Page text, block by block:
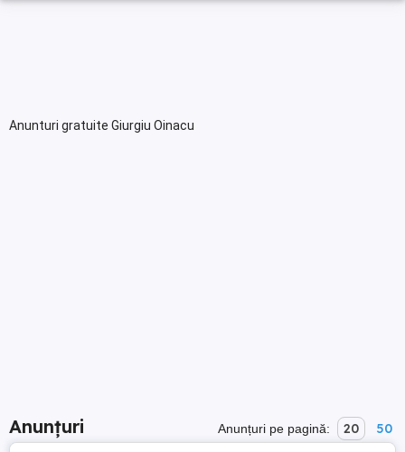
Anunturi gratuite Giurgiu Oinacu
Anunțuri Anunțuri pe pagină: 20 50